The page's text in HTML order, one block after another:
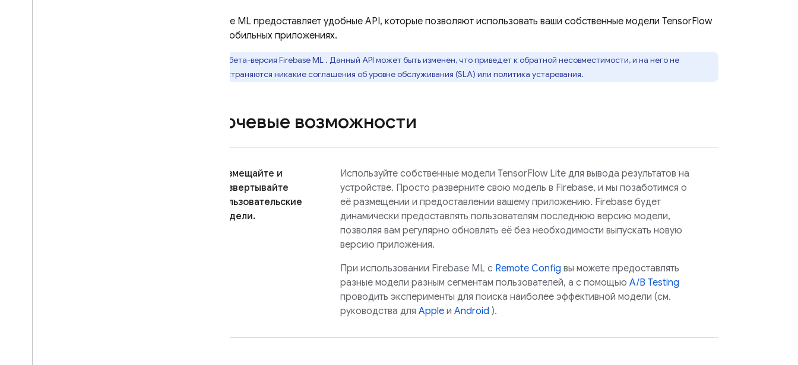
Firebase ML предоставляет удобные API, которые позволяют использовать ваши собственные модели TensorFlow
Lite в мобильных приложениях.
Это бета-версия Firebase ML . Данный API может быть изменен, что приведет к обратной несовместимости, и на него не
распространяются никакие соглашения об уровне обслуживания (SLA) или политика устаревания.
Ключевые возможности
Размещайте и
развертывайте
пользовательские
модели.
Используйте собственные модели TensorFlow Lite для вывода результатов на
устройстве. Просто разверните свою модель в Firebase, и мы позаботимся о
её размещении и предоставлении вашему приложению. Firebase будет
динамически предоставлять пользователям последнюю версию модели,
позволяя вам регулярно обновлять её без необходимости выпускать новую
версию приложения.
При использовании Firebase ML с Remote Config вы можете предоставлять
разные модели разным сегментам пользователей, а с помощью A/B Testing
проводить эксперименты для поиска наиболее эффективной модели (см.
руководства для Apple и Android ).